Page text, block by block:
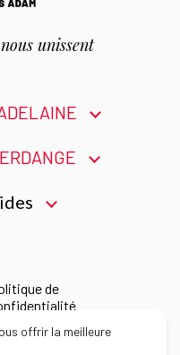
unissent
de
offrir la meilleure